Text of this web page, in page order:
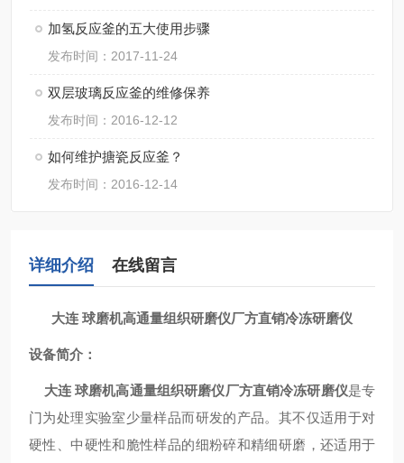
加氢反应釜的五大使用步骤
发布时间：2017-11-24
双层玻璃反应釜的维修保养
发布时间：2016-12-12
如何维护搪瓷反应釜？
发布时间：2016-12-14
详细介绍 在线留言
大连 球磨机高通量组织研磨仪厂方直销冷冻研磨仪
设备简介：
大连 球磨机高通量组织研磨仪厂方直销冷冻研磨仪是专
门为处理实验室少量样品而研发的产品。其不仅适用于对
硬性、中硬性和脆性样品的细粉碎和精细研磨，还适用于